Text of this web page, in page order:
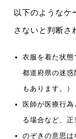
以下のようなケ
さないと判断さ
衣服を着た状態
都道府県の迷
もあります。）
医師が医療行
る場合など、
のぞきの意思